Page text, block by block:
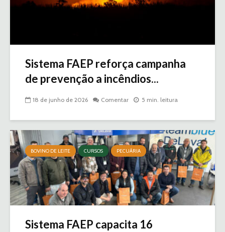
Sistema FAEP reforça campanha
de prevenção a incêndios...
18 de junho de 2026 Comentar 5 min. leitura
BOVINO DE LEITE CURSOS PECUÁRIA
Sistema FAEP capacita 16